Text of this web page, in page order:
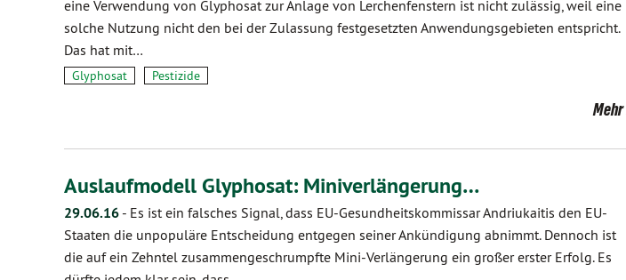
eine Verwendung von Glyphosat zur Anlage von Lerchenfenstern ist nicht zulässig, weil eine
solche Nutzung nicht den bei der Zulassung festgesetzten Anwendungsgebieten entspricht.
Das hat mit…
Glyphosat Pestizide
Mehr
Auslaufmodell Glyphosat: Miniverlängerung…
29.06.16 - Es ist ein falsches Signal, dass EU-Gesundheitskommissar Andriukaitis den EU-
Staaten die unpopuläre Entscheidung entgegen seiner Ankündigung abnimmt. Dennoch ist
die auf ein Zehntel zusammengeschrumpfte Mini-Verlängerung ein großer erster Erfolg. Es